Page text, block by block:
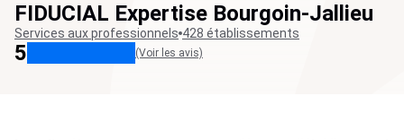
FIDUCIAL Expertise Bourgoin-Jallieu
Services aux professionnels 428 établissements
5 (Voir les avis)